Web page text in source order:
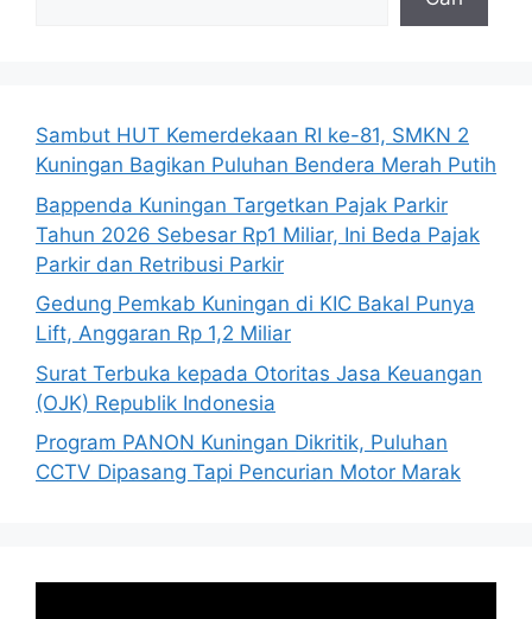
Sambut HUT Kemerdekaan RI ke-81, SMKN 2
Kuningan Bagikan Puluhan Bendera Merah Putih
Bappenda Kuningan Targetkan Pajak Parkir
Tahun 2026 Sebesar Rp1 Miliar, Ini Beda Pajak
Parkir dan Retribusi Parkir
Gedung Pemkab Kuningan di KIC Bakal Punya
Lift, Anggaran Rp 1,2 Miliar
Surat Terbuka kepada Otoritas Jasa Keuangan
(OJK) Republik Indonesia
Program PANON Kuningan Dikritik, Puluhan
CCTV Dipasang Tapi Pencurian Motor Marak